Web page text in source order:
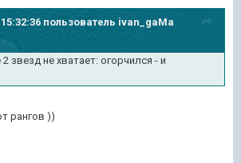
15:32:36 пользователь ivan_gaMa
звезд не хватает: огорчился - и
рангов ))